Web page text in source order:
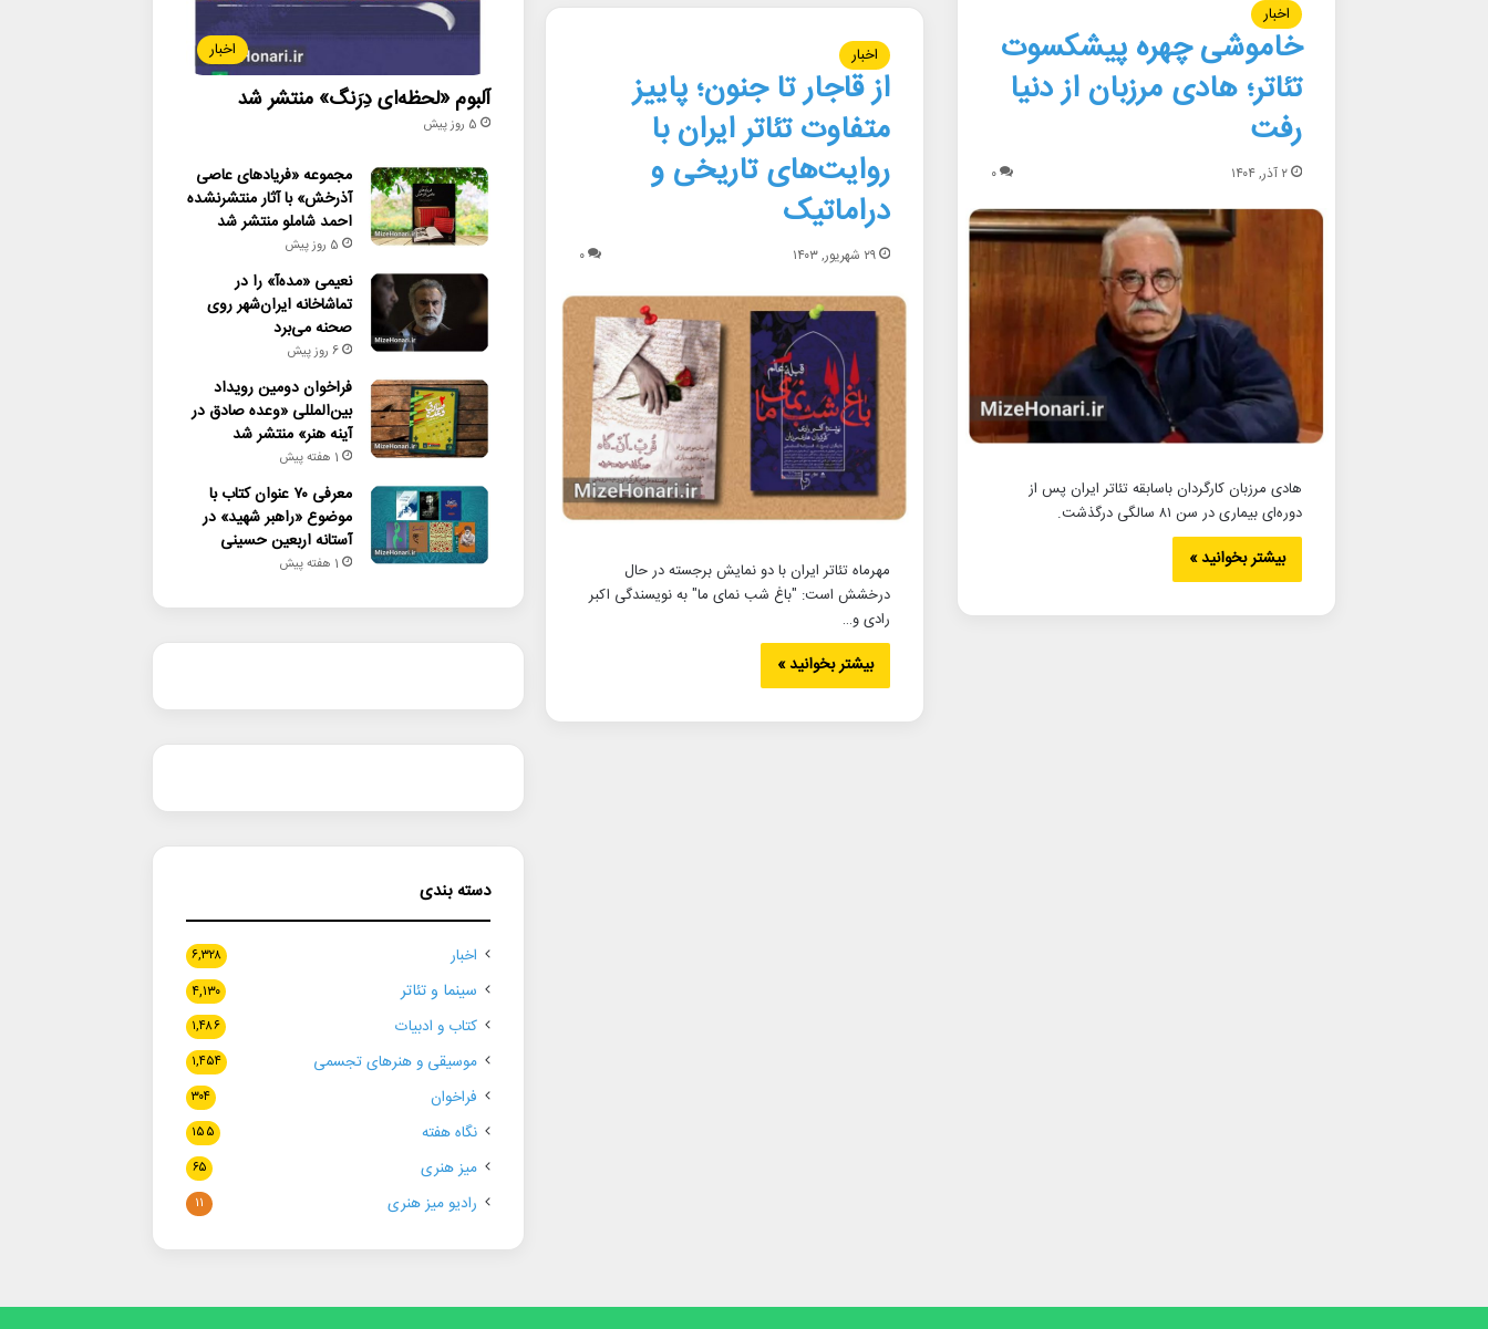
اخبار
خاموشی چهره پیشکسوت
تئاتر؛ هادی مرزبان از دنیا
رفت
۲ آذر, ۱۴۰۴ ۰
هادی مرزبان کارگردان باسابقه تئاتر ایران پس از
دوره‌ای بیماری در سن ۸۱ سالگی درگذشت.
بیشتر بخوانید »
اخبار
از قاجار تا جنون؛ پاییز
متفاوت تئاتر ایران با
روایت‌های تاریخی و
دراماتیک
۲۹ شهریور, ۱۴۰۳ ۰
مهرماه تئاتر ایران با دو نمایش برجسته در حال
درخشش است: "باغ شب نمای ما" به نویسندگی اکبر
رادی و…
بیشتر بخوانید »
اخبار
آلبوم «لحظه‌ای دِرَنگ» منتشر شد
5 روز پیش
مجموعه «فریادهای عاصی
آذرخش» با آثار منتشرنشده
احمد شاملو منتشر شد
5 روز پیش
نعیمی «مده‌آ» را در
تماشاخانه ایران‌شهر روی
صحنه می‌برد
6 روز پیش
فراخوان دومین رویداد
بین‌المللی «وعده صادق در
آینه هنر» منتشر شد
1 هفته پیش
معرفی ۷۰ عنوان کتاب با
موضوع «راهبر شهید» در
آستانه اربعین حسینی
1 هفته پیش
دسته بندی
اخبار ۶,۳۲۸
سینما و تئاتر ۴,۱۳۰
کتاب و ادبیات ۱,۴۸۶
موسیقی و هنرهای تجسمی ۱,۴۵۴
فراخوان ۳۰۴
نگاه هفته ۱۵۵
میز هنری ۶۵
رادیو میز هنری ۱۱